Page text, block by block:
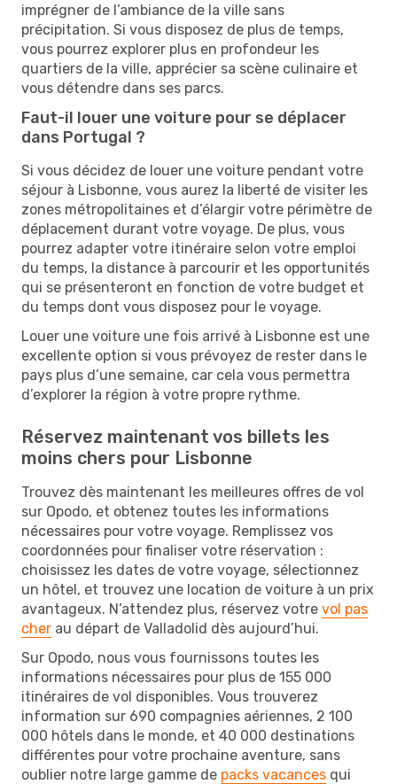
imprégner de l’ambiance de la ville sans
précipitation. Si vous disposez de plus de temps,
vous pourrez explorer plus en profondeur les
quartiers de la ville, apprécier sa scène culinaire et
vous détendre dans ses parcs.
Faut-il louer une voiture pour se déplacer
dans Portugal ?
Si vous décidez de louer une voiture pendant votre
séjour à Lisbonne, vous aurez la liberté de visiter les
zones métropolitaines et d’élargir votre périmètre de
déplacement durant votre voyage. De plus, vous
pourrez adapter votre itinéraire selon votre emploi
du temps, la distance à parcourir et les opportunités
qui se présenteront en fonction de votre budget et
du temps dont vous disposez pour le voyage.
Louer une voiture une fois arrivé à Lisbonne est une
excellente option si vous prévoyez de rester dans le
pays plus d’une semaine, car cela vous permettra
d’explorer la région à votre propre rythme.
Réservez maintenant vos billets les
moins chers pour Lisbonne
Trouvez dès maintenant les meilleures offres de vol
sur Opodo, et obtenez toutes les informations
nécessaires pour votre voyage. Remplissez vos
coordonnées pour finaliser votre réservation :
choisissez les dates de votre voyage, sélectionnez
un hôtel, et trouvez une location de voiture à un prix
avantageux. N’attendez plus, réservez votre vol pas
cher au départ de Valladolid dès aujourd’hui.
Sur Opodo, nous vous fournissons toutes les
informations nécessaires pour plus de 155 000
itinéraires de vol disponibles. Vous trouverez
information sur 690 compagnies aériennes, 2 100
000 hôtels dans le monde, et 40 000 destinations
différentes pour votre prochaine aventure, sans
oublier notre large gamme de packs vacances qui